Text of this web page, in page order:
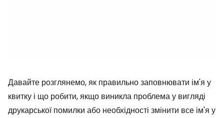
Давайте розглянемо, як правильно заповнювати ім'я у
квитку і що робити, якщо виникла проблема у вигляді
друкарської помилки або необхідності змінити все ім'я у